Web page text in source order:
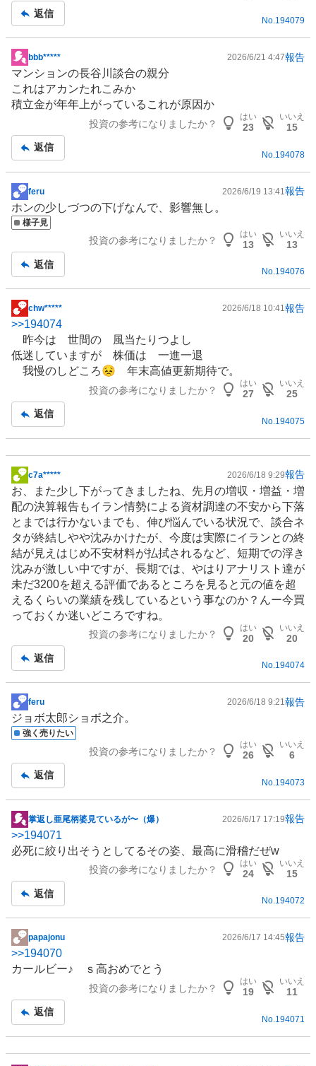
返信
No.194079
掲
示
板
記
bbb***** 2026/6/21 4:47報告
マンションの長谷川談合の親分
これはアカンたれこみか
積立金が年年上がっているこれが原因か
投資の参考になりましたか？
はい
23
いいえ
15
返信
No. 194078
掲
示
板
feru 2026/6/19 13:41 報告
ホンの少しづつの下げなんで、影響無し。
様子見
投資の参考になりましたか？
はい
13
いいえ
13
返信
No.194076
掲
示
記
chw***** 2026/6/18 10:41報告
>>194074
昨今は 世間の 風当たりつよし
低迷していますが 株価は 一進一退
我慢のしどころ😣 年末高値更新期待で。
投資の参考になりましたか？
はい
27
いいえ
25
返信
No. 194075
掲
示
板
記
事
c7a***** 2026/6/18 9:29報告
お、また少し下がってきましたね、先月の増収・増益・増
配の決算報告もイラン情勢による資材調達の不安から下落
とまでは行かないまでも、伸び悩んでいる状況で、談合ネ
タが終結しやや沈みかけたが、今度は実際にイランとの終
結が見えはじめ不安材料が払拭されるなど、短期での浮き
沈みが激しい中ですが、長期では、やはりアナリスト達が
未だ3200を超える評価であるところを見ると元の値を超
えるくらいの業績を残しているという事なのか？んー今買
っておくか迷いどころですね。
投資の参考になりましたか？
はい
20
いいえ
20
返信
No.194074
掲
示
板
feru 2026/6/18 9:21報告
ジョボ太郎ショボ之介。
強く売りたい
投資の参考になりましたか？
はい
26
いいえ
6
返信
No. 194073
掲
示
板
掌返し亜尾柄婆見ているが〜（爆） 2026/6/17 17:19報告
>>194071
必死に絞り出そうとしてるその姿、最高に滑稽だぜw
投資の参考になりましたか？
はい
24
いいえ
15
返信
No.194072
掲
示
板
papajonu 2026/6/17 14:45報告
>>194070
カールビー♪ ｓ高おめでとう
投資の参考になりましたか？
はい
19
いいえ
11
返信
No. 194071